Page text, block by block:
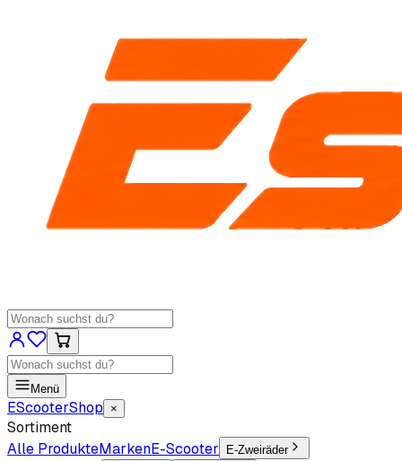
Menü
EScooterShop ×
Sortiment
Alle ProdukteMarkenE-Scooter E-Zweiräder